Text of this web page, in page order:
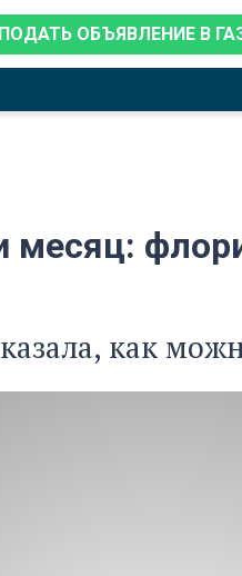
ПОДАТЬ ОБЪЯВЛЕНИЕ В
месяц:
как